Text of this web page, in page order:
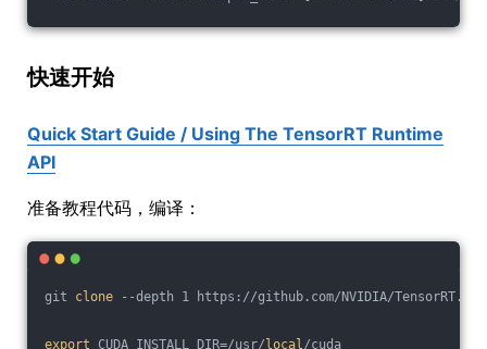
快速开始
Quick Start Guide / Using The TensorRT Runtime
API
准备教程代码，编译：
git clone --depth 1 https://github.com/NVIDIA/TensorRT.git
export CUDA_INSTALL_DIR=/usr/ local/cuda